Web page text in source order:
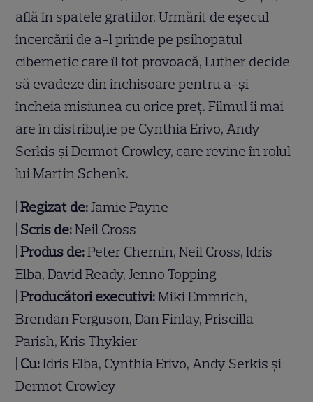
află în spatele gratiilor. Urmărit de eșecul
încercării de a-l prinde pe psihopatul
cibernetic care îl tot provoacă, Luther decide
să evadeze din închisoare pentru a-și
încheia misiunea cu orice preț. Filmul îi mai
are în distribuție pe Cynthia Erivo, Andy
Serkis și Dermot Crowley, care revine în rolul
lui Martin Schenk.
| Regizat de:Jamie Payne
| Scris de:Neil Cross
| Produs de:Peter Chernin, Neil Cross, Idris
Elba, David Ready, Jenno Topping
| Producători executivi:Miki Emmrich,
Brendan Ferguson, Dan Finlay, Priscilla
Parish, Kris Thykier
| Cu:Idris Elba, Cynthia Erivo, Andy Serkis și
Dermot Crowley